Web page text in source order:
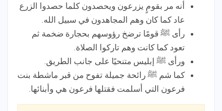
أنه مر بقومٍ يزرعون ويحصدون كلما حصدوا الزرع
عاد كما كان وهم المجاهدون في سبيل الله.
رأى ﷺ قومًا ترضخ رؤوسهم بحجارة ضخمة ثم
تعود كما كانت وهم تاركوا الصلاة.
ورأى ﷺ إبليس متنحيًا على جانب الطريق.
كما شم ﷺ رائحة جميلة تفوح من قبر ماشطة بنت
فرعون التي أسلمت فقتلها فرعون هي وأبنائها.